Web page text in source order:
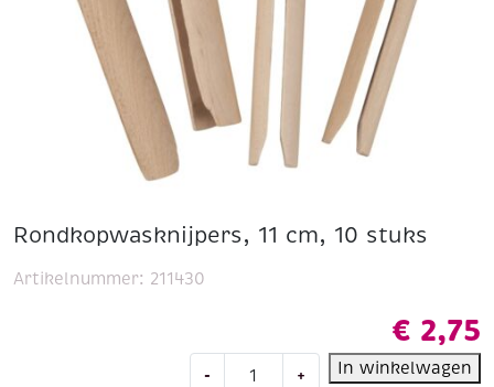
Rondkopwasknijpers, 11 cm, 10 stuks
€ 2,75
-
Rondkopwasknijpers,
+ In winkelwagen
Artikelnummer: 211430